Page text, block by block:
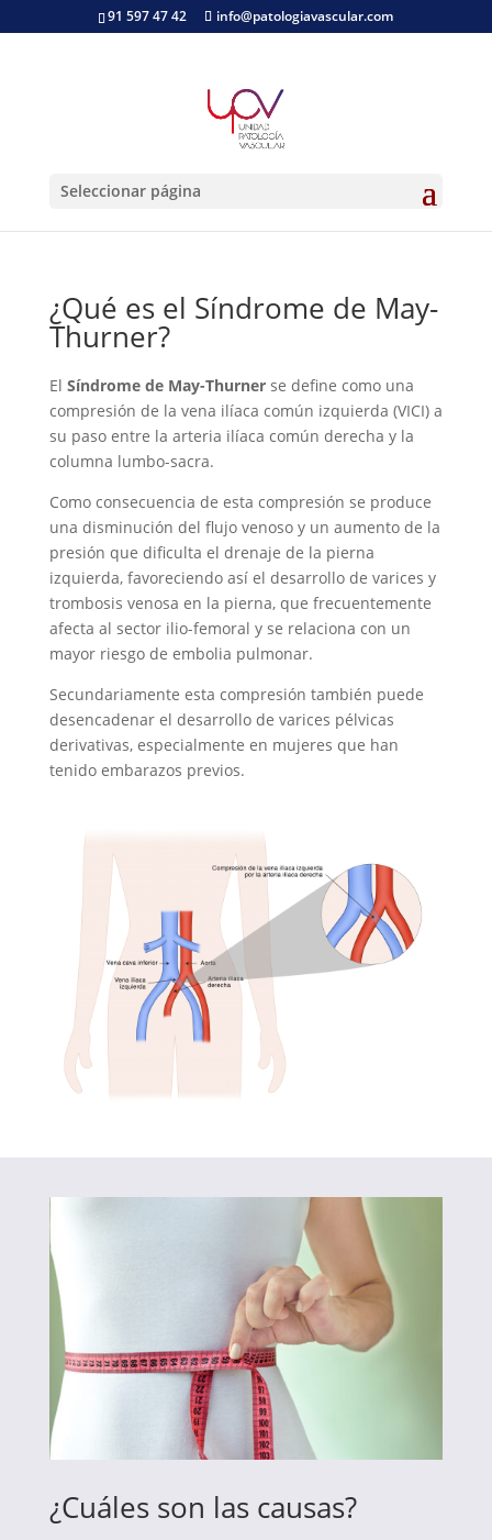
91 597 47 42 info@patologiavascular.com
Seleccionar página
Síndrome de May-
Thurner
¿Qué es el Síndrome de May-
Thurner?
El Síndrome de May-Thurnerse define como una
compresión de la vena ilíaca común izquierda (VICI) a
su paso entre la arteria ilíaca común derecha y la
columna lumbo-sacra.
Como consecuencia de esta compresión se produce
una disminución del flujo venoso y un aumento de la
presión que dificulta el drenaje de la pierna
izquierda, favoreciendo así el desarrollo de varices y
trombosis venosa en la pierna, que frecuentemente
afecta al sector ilio-femoral y se relaciona con un
mayor riesgo de embolia pulmonar.
Secundariamente esta compresión también puede
desencadenar el desarrollo de varices pélvicas
derivativas, especialmente en mujeres que han
tenido embarazos previos.
¿Cuáles son las causas?